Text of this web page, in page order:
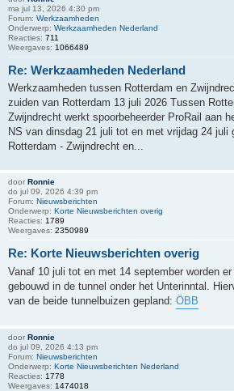
ma jul 13, 2026 4:30 pm
Forum: Werkzaamheden
Onderwerp: Werkzaamheden Nederland
Reacties: 711
Weergaves: 1066489
Re: Werkzaamheden Nederland
Werkzaamheden tussen Rotterdam en
zuiden van Rotterdam 13 juli 2026 Tussen
Zwijndrecht werkt spoorbeheerder ProRail aan
NS van dinsdag 21 juli tot en met vrijdag 24 juli
Rotterdam - Zwijndrecht en...
door Ronnie
do jul 09, 2026 4:39 pm
Forum: Nieuwsberichten
Onderwerp: Korte Nieuwsberichten overig
Reacties: 1789
Weergaves: 2350989
Re: Korte Nieuwsberichten overig
Vanaf 10 juli tot en met 14 september worden
gebouwd in de tunnel onder het Unterinntal.
van de beide tunnelbuizen gepland: ÖBB
door Ronnie
do jul 09, 2026 4:13 pm
Forum: Nieuwsberichten
Onderwerp: Korte Nieuwsberichten Nederland
Reacties: 1778
Weergaves: 1474018